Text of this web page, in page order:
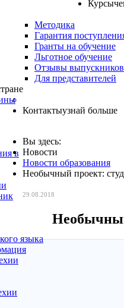
Методика
Гарантия
Гранты на обучение
Льготное обучение
Отзывы выпускников
Для представителей
Курсы
в
языка
Контактыузнай больше
Вы здесь:
Новости
Новости образования
Необычный проект:
29.08.2018